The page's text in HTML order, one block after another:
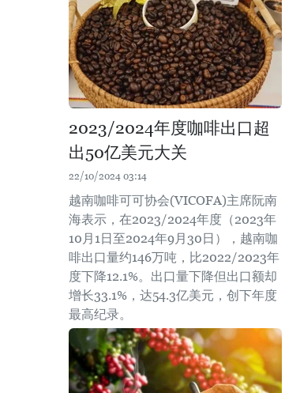
2023/2024年度咖啡出口超
出50亿美元大关
22/10/2024 03:14
越南咖啡可可协会(VICOFA)主席阮南
海表示，在2023/2024年度（2023年
10月1日至2024年9月30日），越南咖
啡出口量约146万吨，比2022/2023年
度下降12.1%。出口量下降但出口额却
增长33.1%，达54.3亿美元，创下年度
最高纪录。